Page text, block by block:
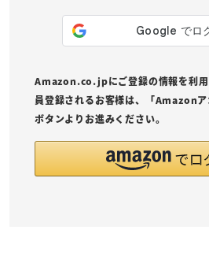
Amazon.co.jpにご登録の情報を利用
員登録されるお客様は、「Amazonア
ボタンよりお進みください。